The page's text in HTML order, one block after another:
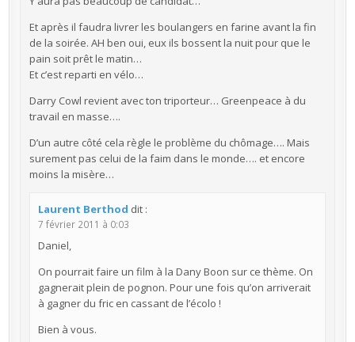
Et après il faudra livrer les boulangers en farine avant la fin
de la soirée. AH ben oui, eux ils bossent la nuit pour que le
pain soit prêt le matin…
Et c’est reparti en vélo…
Darry Cowl revient avec ton triporteur… Greenpeace à du
travail en masse….
D’un autre côté cela règle le problème du chômage…. Mais
surement pas celui de la faim dans le monde…. et encore
moins la misère…
Laurent Berthod dit :
7 février 2011 à 0:03
Daniel,
On pourrait faire un film à la Dany Boon sur ce thème. On
gagnerait plein de pognon. Pour une fois qu’on arriverait
à gagner du fric en cassant de l’écolo !
Bien à vous.